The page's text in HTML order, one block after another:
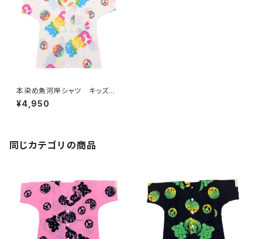
本染め魚河岸シャツ キッズ用1
30サイズ 認定証付き 木綿
晒 平和柄 白×虹色グラデー
てシャツ てぬぐいシャツ 濱い
ちシャツ 焼津 浜通り 港町
¥4,950
同じカテゴリの商品